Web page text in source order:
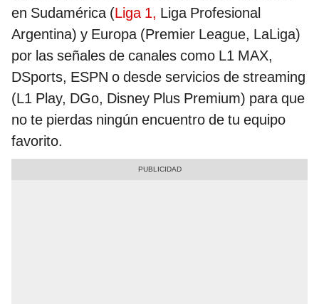
en Sudamérica (Liga 1, Liga Profesional
Argentina) y Europa (Premier League, LaLiga)
por las señales de canales como L1 MAX,
DSports, ESPN o desde servicios de streaming
(L1 Play, DGo, Disney Plus Premium) para que
no te pierdas ningún encuentro de tu equipo
favorito.